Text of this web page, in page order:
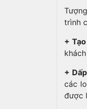
trình
+
+
các
được